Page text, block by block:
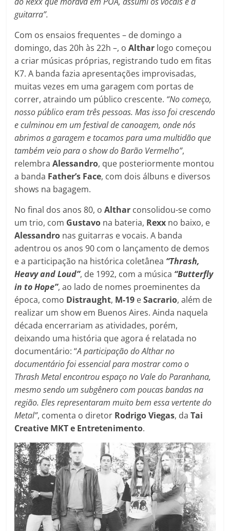
guitarra”.
Com os ensaios frequentes – de domingo a
domingo, das 20h às 22h –, oAlthar logo começou
a criar músicas próprias, registrando tudo em fitas
K7. A banda fazia apresentações improvisadas,
muitas vezes em uma garagem com portas de
correr, atraindo um público crescente. “No começo,
nosso público eram três pessoas. Mas isso foi crescendo
e culminou em um festival de canoagem, onde nós
abrimos a garagem e tocamos para uma multidão que
também veio para o show do Barão Vermelho”,
relembraAlessandro, que posteriormente montou
a banda Father’s Face, com dois álbuns e diversos
shows na bagagem.
No final dos anos 80, oAlthar consolidou-se como
um trio, com Gustavo na bateria, Rexx no baixo, e
Alessandro nas guitarras e vocais. A banda
adentrou os anos 90 com o lançamento de demos
e a participação na histórica coletânea “Thrash,
Heavy and Loud”, de 1992, com a música “Butterfly
in to Hope”, ao lado de nomes proeminentes da
época, como Distraught, M-19 eSacrario, além de
realizar um show em Buenos Aires. Ainda naquela
década encerrariam as atividades, porém,
deixando uma história que agora é relatada no
documentário: “A participação do Althar no
documentário foi essencial para mostrar como o
Thrash Metal encontrou espaço no Vale do Paranhana,
mesmo sendo um subgênero com poucas bandas na
região. Eles representaram muito bem essa vertente do
Metal”, comenta o diretor Rodrigo Viegas, daTai
Creative MKT e Entretenimento.